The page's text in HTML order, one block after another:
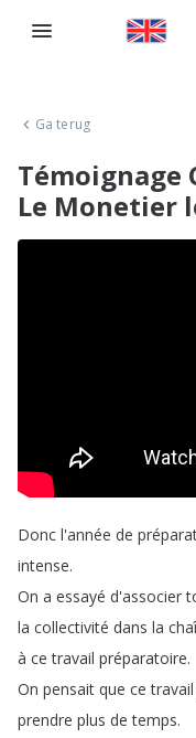
Ga terug
Témoignage
Le Monetier
Donc l'année de
intense.
On a essayé d'associer
la collectivité dans la
à ce travail préparatoire.
On pensait que ce travail
prendre plus de temps.